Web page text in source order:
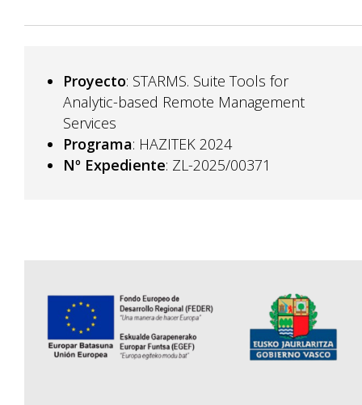
Proyecto: STARMS. Suite Tools for
Analytic-based Remote Management
Services
Programa: HAZITEK 2024
Nº Expediente: ZL-2025/00371